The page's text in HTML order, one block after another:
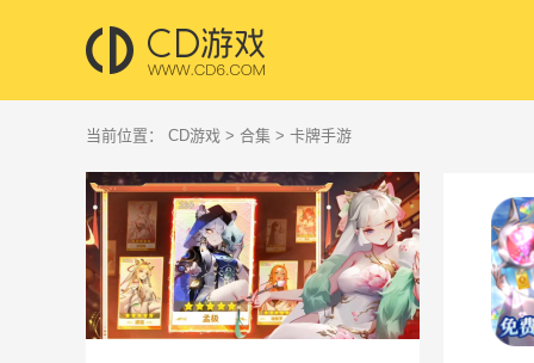
当前位置： CD游戏 > 合集 > 卡牌手游